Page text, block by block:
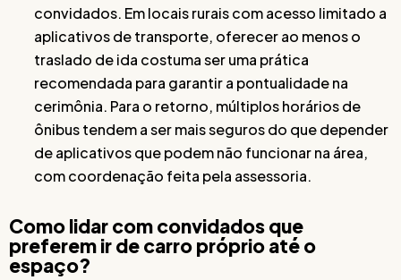
convidados. Em locais rurais com acesso limitado a
aplicativos de transporte, oferecer ao menos o
traslado de ida costuma ser uma prática
recomendada para garantir a pontualidade na
cerimônia. Para o retorno, múltiplos horários de
ônibus tendem a ser mais seguros do que depender
de aplicativos que podem não funcionar na área,
com coordenação feita pela assessoria.
Como lidar com convidados que
preferem ir de carro próprio até o
espaço?